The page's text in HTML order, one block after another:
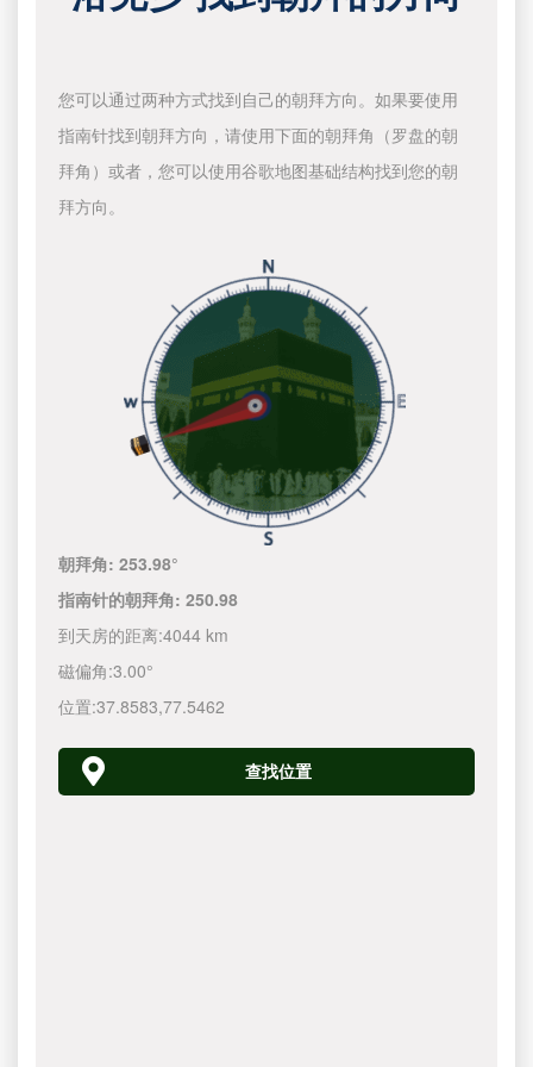
您可以通过两种方式找到自己的朝拜方向。如果要使用
指南针找到朝拜方向，请使用下面的朝拜角（罗盘的朝
拜角）或者，您可以使用谷歌地图基础结构找到您的朝
拜方向。
朝拜角:253.98°
指南针的朝拜角:250.98
到天房的距离:4044 km
磁偏角:3.00°
位置:37.8583,77.5462
查找位置